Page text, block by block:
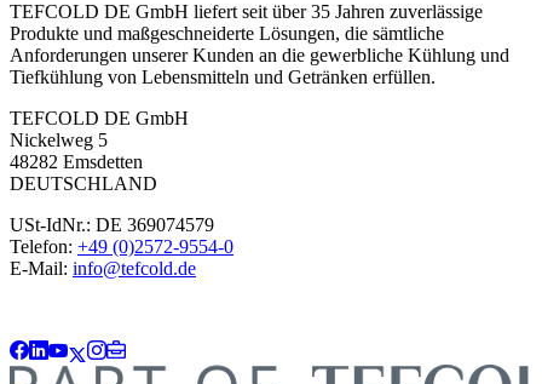
TEFCOLD DE GmbH liefert seit über 35 Jahren zuverlässige
Produkte und maßgeschneiderte Lösungen, die sämtliche
Anforderungen unserer Kunden an die gewerbliche Kühlung und
Tiefkühlung von Lebensmitteln und Getränken erfüllen.
TEFCOLD DE GmbH
Nickelweg 5
48282 Emsdetten
DEUTSCHLAND
USt-IdNr.: DE 369074579
Telefon: +49 (0)2572-9554-0
E-Mail: info@tefcold.de